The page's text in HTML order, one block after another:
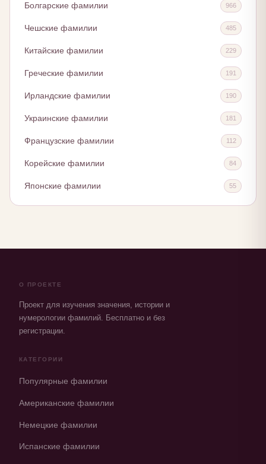
Болгарские фамилии 966
Чешские фамилии 485
Китайские фамилии 229
Греческие фамилии 191
Ирландские фамилии 190
Украинские фамилии 181
Французские фамилии 112
Корейские фамилии 84
Японские фамилии 55
О ПРОЕКТЕ
Проект для изучения значения, истории и
нумерологии фамилий. Бесплатно и без
регистрации.
КАТЕГОРИИ
Популярные фамилии
Американские фамилии
Немецкие фамилии
Испанские фамилии